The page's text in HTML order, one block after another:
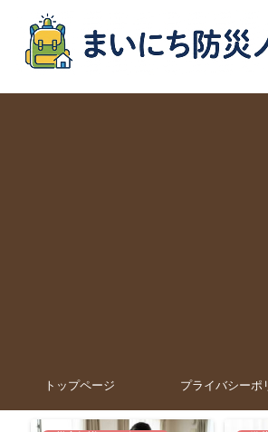
トップページ プライバシーポ